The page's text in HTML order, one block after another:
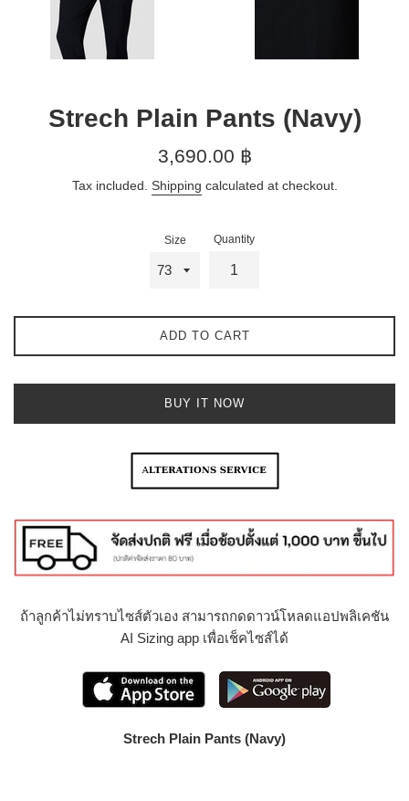
Strech Plain Pants (Navy)
Regular
3,690.00 ฿
Tax included. Shipping calculated at checkout.
Size Quantity
ADD TO CART
BUY IT NOW
ถ้าลูกค้าไม่ทราบไซส์ตัวเอง สามารถกดดาวน์โหลดแอปพลิเคชัน
AI Sizing app เพื่อเช็คไซส์ได้
Strech Plain Pants (Navy)